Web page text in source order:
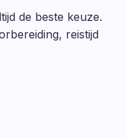
de beste keuze.
reistijd